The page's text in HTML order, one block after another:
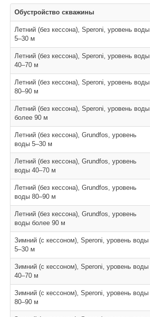
Обустройство скважины
Летний (без кессона), Speroni, уровень воды
5–30 м
Летний (без кессона), Speroni, уровень воды
40–70 м
Летний (без кессона), Speroni, уровень воды
80–90 м
Летний (без кессона), Speroni, уровень воды
более 90 м
Летний (без кессона), Grundfos, уровень
воды 5–30 м
Летний (без кессона), Grundfos, уровень
воды 40–70 м
Летний (без кессона), Grundfos, уровень
воды 80–90 м
Летний (без кессона), Grundfos, уровень
воды более 90 м
Зимний (с кессоном), Speroni, уровень воды
5–30 м
Зимний (с кессоном), Speroni, уровень воды
40–70 м
Зимний (с кессоном), Speroni, уровень воды
80–90 м